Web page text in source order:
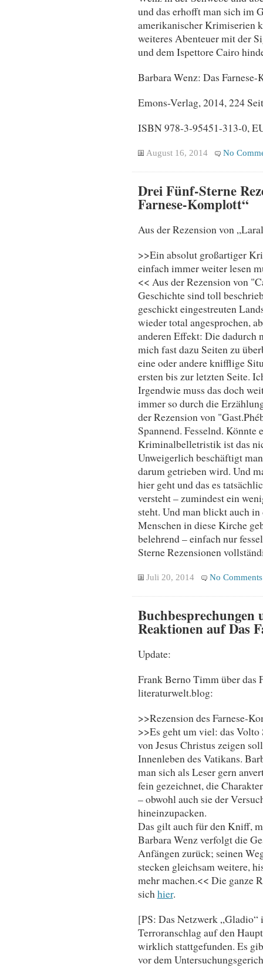
und das erhofft man sich im
amerikanischer Krimiserien
weiteres Abenteuer mit der
und dem Ispettore Cairo
Barbara Wenz: Das
Emons-Verlag, 2014, 224
ISBN 978-3-95451-313-0,
August 16, 2014 No
Drei Fünf-Sterne
Farnese-Komplott“
Aus der Rezension von
>>Ein absolut großartiger
einfach immer weiter lesen
<< Aus der Rezension von
Geschichte sind toll
geschickt eingestreuten
wieder total angesprochen,
anderen Effekt: Die dadurch
mich fast dazu Seiten zu
eine oder andere knifflige
ersten bis zur letzten Seite.
Irgendwie muss das doch
immer so durch die
der Rezension von
Spannend. Fesselnd.
Kriminalbelletristik ist das
Unweigerlich beschäftigt
darum getrieben wird. Und
hier geht und das es
versteht – zumindest ein
steht. Und man blickt auch
Menschen in diese Kirche
belehrend – einfach nur
Sterne Rezensionen
Juli 20, 2014 No Comments
Buchbesprechungen
Reaktionen auf Das
Update:
Frank Berno Timm über das
literaturwelt.blog:
>>Rezension des Farnese-
>>Es geht um viel: das Volto
von Jesus Christus zeigen
Innenleben des Vatikans.
man sich als Leser gern
fein gezeichnet, die
– obwohl auch sie der
hineinzupacken.
Das gilt auch für den Kniff,
Barbara Wenz verfolgt die
Anfängen zurück; seinen
stecken gleichsam weitere,
mehr machen.<< Die ganze
sichhier.
[PS: Das Netzwerk
Terroranschlag auf den
wirklich stattgefunden. Es
vor dem